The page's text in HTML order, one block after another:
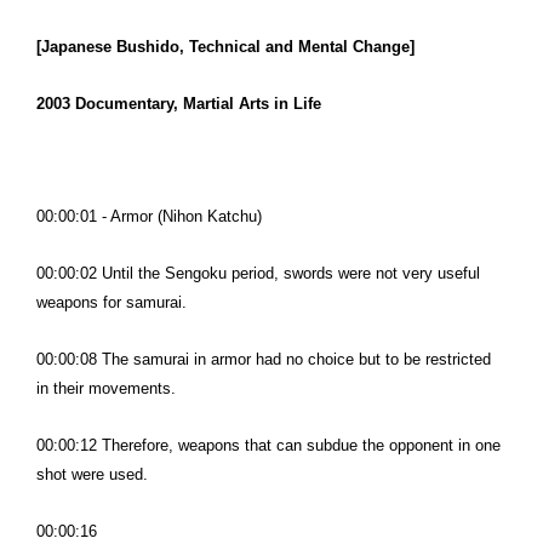
[Japanese Bushido, Technical and Mental Change]
2003 Documentary, Martial Arts in Life
00:00:01 - Armor (Nihon Katchu)
00:00:02 Until the Sengoku period, swords were not very useful
weapons for samurai.
00:00:08 The samurai in armor had no choice but to be restricted
in their movements.
00:00:12 Therefore, weapons that can subdue the opponent in one
shot were used.
00:00:16